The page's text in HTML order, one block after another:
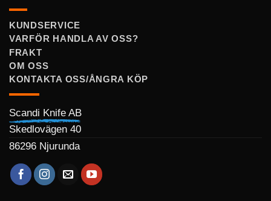
KUNDSERVICE
VARFÖR HANDLA AV OSS?
FRAKT
OM OSS
KONTAKTA OSS/ÅNGRA KÖP
Scandi Knife AB
Skedlovägen 40
86296 Njurunda